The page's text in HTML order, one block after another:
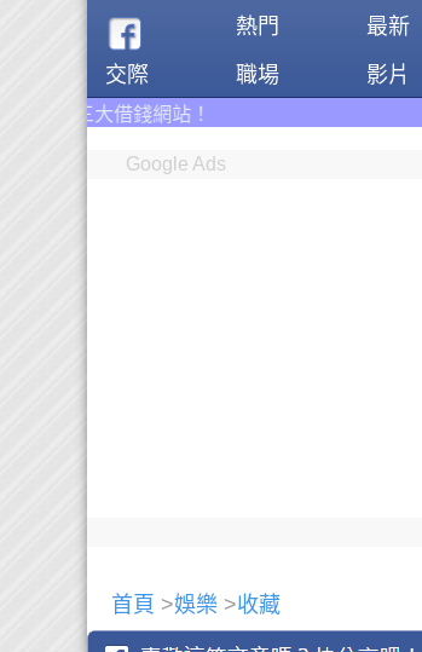
熱門 最新
交際
職場 影片
Google Ads
首頁 >娛樂 >收藏